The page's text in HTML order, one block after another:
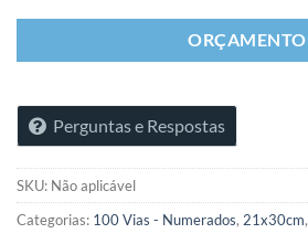
ORÇAMENTO
Perguntas e Respostas
SKU: Não aplicável
Categorias: 100 Vias - Numerados, 21x30cm,